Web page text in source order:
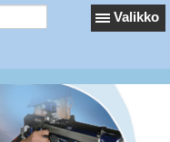
Valikko